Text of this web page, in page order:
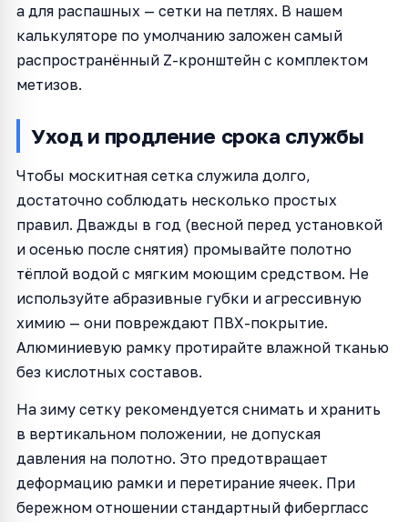
а для распашных — сетки на петлях. В нашем
калькуляторе по умолчанию заложен самый
распространённый Z-кронштейн с комплектом
метизов.
Уход и продление срока службы
Чтобы москитная сетка служила долго,
достаточно соблюдать несколько простых
правил. Дважды в год (весной перед установкой
и осенью после снятия) промывайте полотно
тёплой водой с мягким моющим средством. Не
используйте абразивные губки и агрессивную
химию — они повреждают ПВХ-покрытие.
Алюминиевую рамку протирайте влажной тканью
без кислотных составов.
На зиму сетку рекомендуется снимать и хранить
в вертикальном положении, не допуская
давления на полотно. Это предотвращает
деформацию рамки и перетирание ячеек. При
бережном отношении стандартный фибергласс